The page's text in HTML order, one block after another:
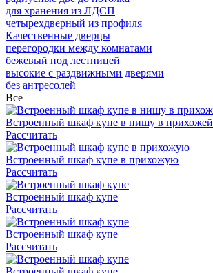
для хранения из ЛДСП
четырехдверный из профиля
Качественные дверцы
перегородки между комнатами
бежевый под лестницей
высокие с раздвижными дверями
без антресолей
Все
Встроенный шкаф купе в нишу в прихожей
Рассчитать
Встроенный шкаф купе в прихожую
Рассчитать
Встроенный шкаф купе
Рассчитать
Встроенный шкаф купе
Рассчитать